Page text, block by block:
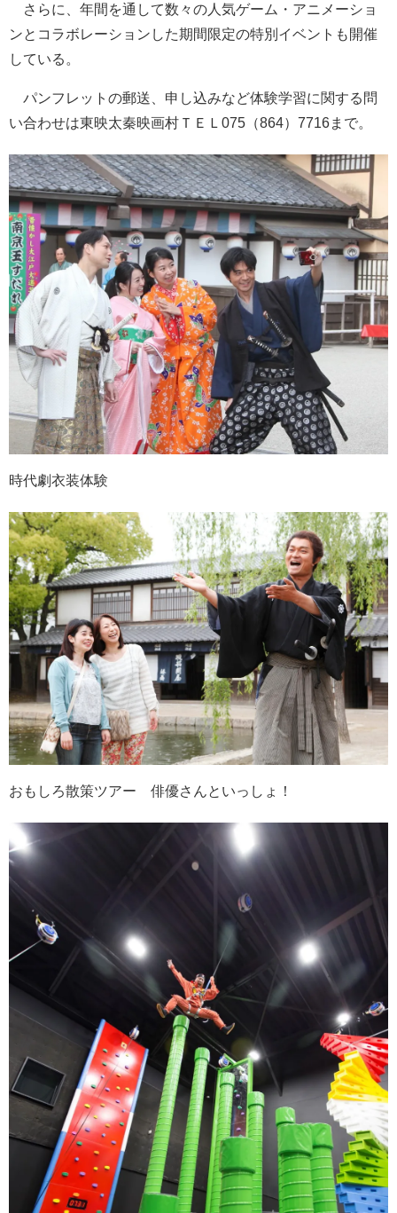
さらに、年間を通して数々の人気ゲーム・アニメーショ
ンとコラボレーションした期間限定の特別イベントも開催
している。
パンフレットの郵送、申し込みなど体験学習に関する問
い合わせは東映太秦映画村ＴＥＬ075（864）7716まで。
時代劇衣装体験
おもしろ散策ツアー 俳優さんといっしょ！